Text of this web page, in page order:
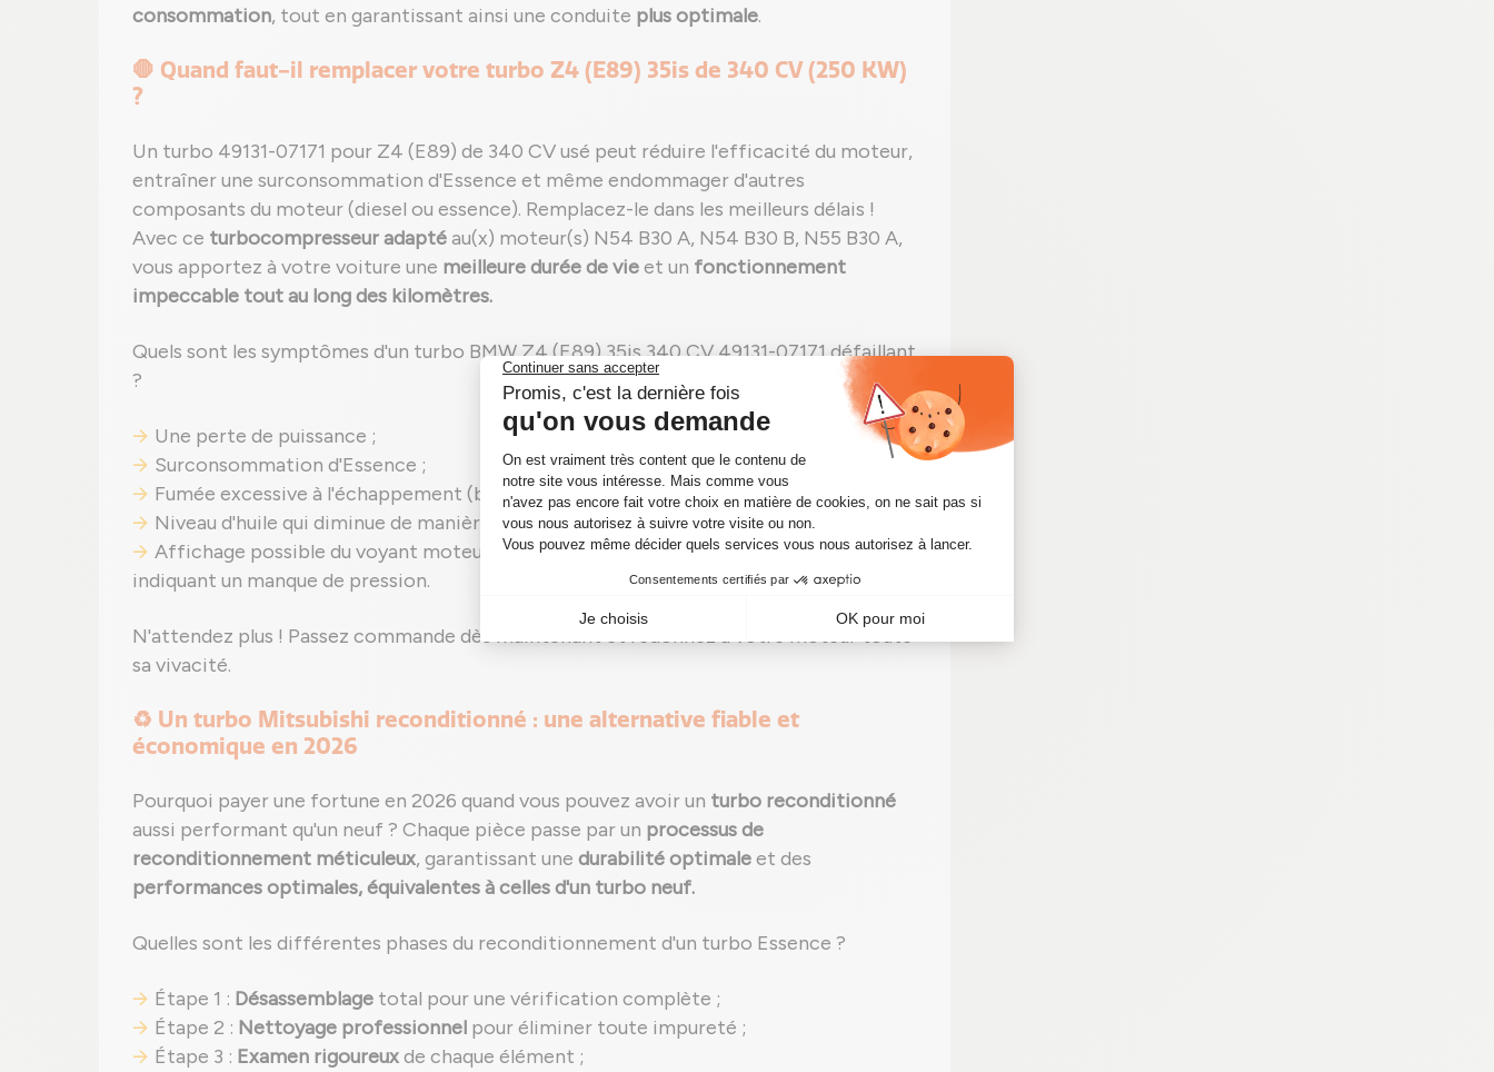
consommation, tout en garantissant ainsi une conduite plus optimale.
🛑 Quand faut-il remplacer votre turbo Z4 (E89) 35is de 340 CV (250 KW)
?
Un turbo 49131-07171 pour Z4 (E89) de 340 CV usé peut réduire l'efficacité du moteur,
entraîner une surconsommation d'Essence et même endommager d'autres
composants du moteur (diesel ou essence). Remplacez-le dans les meilleurs délais !
Avec ce turbocompresseur adaptéau(x) moteur(s) N54 B30 A, N54 B30 B, N55 B30 A,
vous apportez à votre voiture une meilleure durée de vieet un fonctionnement
impeccable tout au long des kilomètres.
Quels sont les symptômes d'un turbo BMW Z4 (E89) 35is 340 CV 49131-07171 défaillant
?
Une perte de puissance ;
Surconsommation d'Essence ;
Fumée excessive à l'échappement (bleue, noire ou blanche) et/ou bruit inhabituel ;
Niveau d'huile qui diminue de manière anormale sans trace apparente ;
Affichage possible du voyant moteur ou d'un code défaut, exemple typique : P0299
indiquant un manque de pression.
N'attendez plus ! Passez commande dès maintenant et redonnez à votre moteur toute
sa vivacité.
♻️ Un turbo Mitsubishi reconditionné : une alternative fiable et
économique en 2026
Pourquoi payer une fortune en 2026 quand vous pouvez avoir un turbo reconditionné
aussi performant qu'un neuf ? Chaque pièce passe par un processus de
reconditionnement méticuleux, garantissant une durabilité optimaleet des
performances optimales, équivalentes à celles d'un turbo neuf.
Quelles sont les différentes phases du reconditionnement d'un turbo Essence ?
Étape 1 : Désassemblage total pour une vérification complète ;
Étape 2 : Nettoyage professionnel pour éliminer toute impureté ;
Étape 3 : Examen rigoureuxde chaque élément ;